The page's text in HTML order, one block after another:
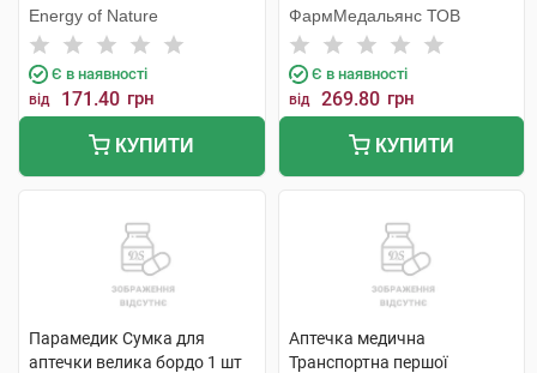
Energy of Nature
Є в наявності
від 171.40 грн
КУПИТИ
ФармМедальянс ТОВ
Є в наявності
від 269.80 грн
КУПИТИ
Парамедик Сумка для
аптечки велика бордо 1 шт
Аптечка медична
Транспортна першої